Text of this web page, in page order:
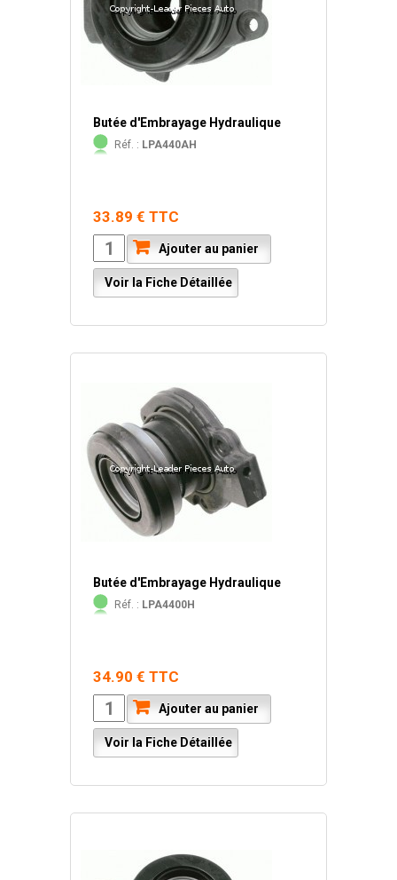
Butée d'Embrayage Hydraulique
Réf. : LPA440AH
33.89 € TTC
Ajouter au panier
Voir la Fiche Détaillée
Butée d'Embrayage Hydraulique
Réf. : LPA4400H
34.90 € TTC
Ajouter au panier
Voir la Fiche Détaillée